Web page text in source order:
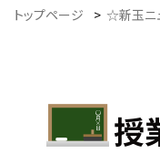
トップページ > ☆新玉ニ
授